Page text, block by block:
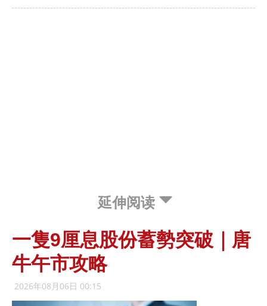
延伸阅读
一隻9厘息股份蓄勢突破｜唐
牛午市攻略
2026年08月06日 00:15